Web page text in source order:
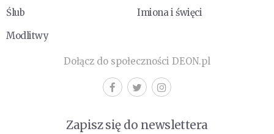
Ślub
Imiona i święci
Modlitwy
Dołącz do społeczności DEON.pl
Zapisz się do newslettera